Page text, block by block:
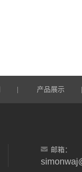
产品展示
邮箱：